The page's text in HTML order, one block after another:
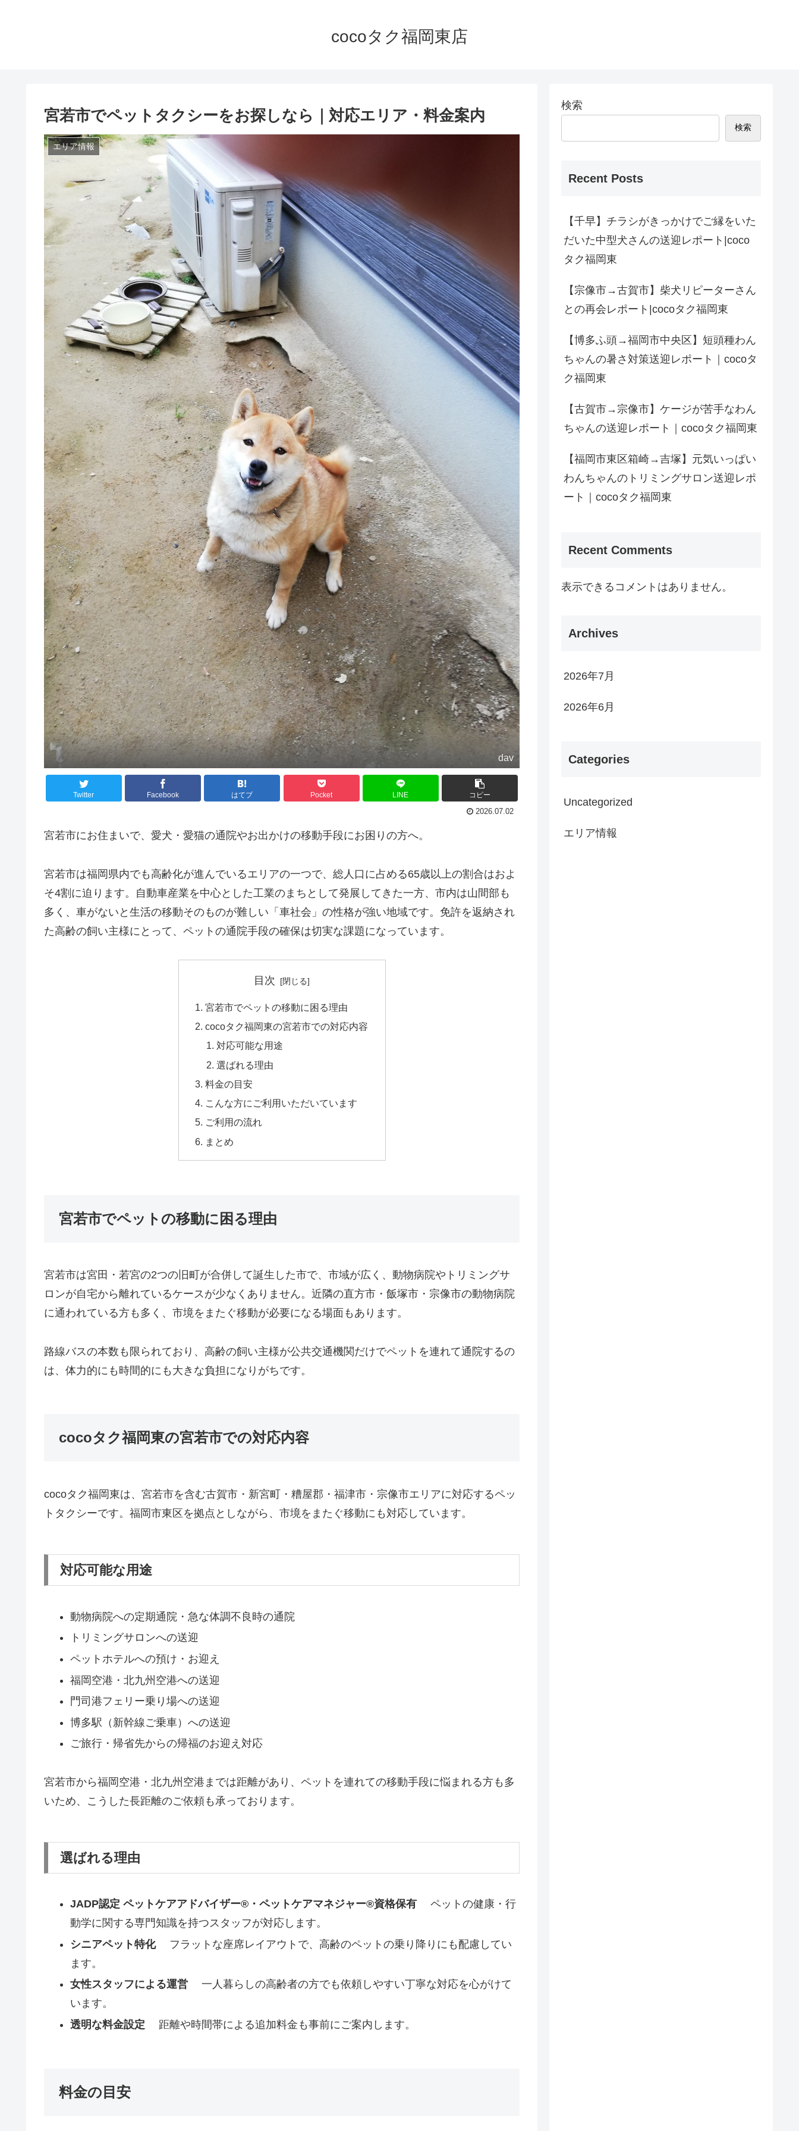
cocoタク福岡東店
宮若市でペットタクシーをお探しなら｜対応エリア・料金案内
エリア情報
dav
Twitter Facebook はてブ Pocket LINE コピー
2026.07.02
宮若市にお住まいで、愛犬・愛猫の通院やお出かけの移動手段にお困りの方へ。
宮若市は福岡県内でも高齢化が進んでいるエリアの一つで、総人口に占める65歳以上の割合はおよ
そ4割に迫ります。自動車産業を中心とした工業のまちとして発展してきた一方、市内は山間部も
多く、車がないと生活の移動そのものが難しい「車社会」の性格が強い地域です。免許を返納され
た高齢の飼い主様にとって、ペットの通院手段の確保は切実な課題になっています。
目次
宮若市でペットの移動に困る理由
cocoタク福岡東の宮若市での対応内容
対応可能な用途
選ばれる理由
料金の目安
こんな方にご利用いただいています
ご利用の流れ
まとめ
宮若市でペットの移動に困る理由
宮若市は宮田・若宮の2つの旧町が合併して誕生した市で、市域が広く、動物病院やトリミングサ
ロンが自宅から離れているケースが少なくありません。近隣の直方市・飯塚市・宗像市の動物病院
に通われている方も多く、市境をまたぐ移動が必要になる場面もあります。
路線バスの本数も限られており、高齢の飼い主様が公共交通機関だけでペットを連れて通院するの
は、体力的にも時間的にも大きな負担になりがちです。
cocoタク福岡東の宮若市での対応内容
cocoタク福岡東は、宮若市を含む古賀市・新宮町・糟屋郡・福津市・宗像市エリアに対応するペッ
トタクシーです。福岡市東区を拠点としながら、市境をまたぐ移動にも対応しています。
対応可能な用途
動物病院への定期通院・急な体調不良時の通院
トリミングサロンへの送迎
ペットホテルへの預け・お迎え
福岡空港・北九州空港への送迎
門司港フェリー乗り場への送迎
博多駅（新幹線ご乗車）への送迎
ご旅行・帰省先からの帰福のお迎え対応
宮若市から福岡空港・北九州空港までは距離があり、ペットを連れての移動手段に悩まれる方も多
いため、こうした長距離のご依頼も承っております。
選ばれる理由
JADP認定 ペットケアアドバイザー®・ペットケアマネジャー®資格保有ペットの健康・行
動学に関する専門知識を持つスタッフが対応します。
シニアペット特化フラットな座席レイアウトで、高齢のペットの乗り降りにも配慮してい
ます。
女性スタッフによる運営一人暮らしの高齢者の方でも依頼しやすい丁寧な対応を心がけて
います。
透明な料金設定 距離や時間帯による追加料金も事前にご案内します。
料金の目安
検索
検索
Recent Posts
【千早】チラシがきっかけでご縁をいた
だいた中型犬さんの送迎レポート|coco
タク福岡東
【宗像市→古賀市】柴犬リピーターさん
との再会レポート|cocoタク福岡東
【博多ふ頭→福岡市中央区】短頭種わん
ちゃんの暑さ対策送迎レポート｜cocoタ
ク福岡東
【古賀市→宗像市】ケージが苦手なわん
ちゃんの送迎レポート｜cocoタク福岡東
【福岡市東区箱崎→吉塚】元気いっぱい
わんちゃんのトリミングサロン送迎レポ
ート｜cocoタク福岡東
Recent Comments
表示できるコメントはありません。
Archives
2026年7月
2026年6月
Categories
Uncategorized
エリア情報